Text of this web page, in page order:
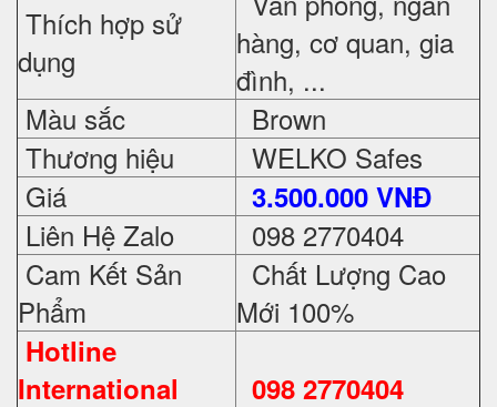
Thích hợp sử
dụng
hàng, cơ quan, gia
đình, ...
Màu sắc
Brown
Thương hiệu
WELKO Safes
Giá
3.500.000 VNĐ
Liên Hệ Zalo
098 2770404
Cam Kết Sản
Phẩm
Chất Lượng Cao
Mới 100%
Hotline
International
098 2770404